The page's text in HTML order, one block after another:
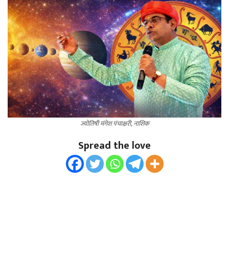
ज्योतिषी मंगेश पंचाक्षरी, नाशिक
Spread the love